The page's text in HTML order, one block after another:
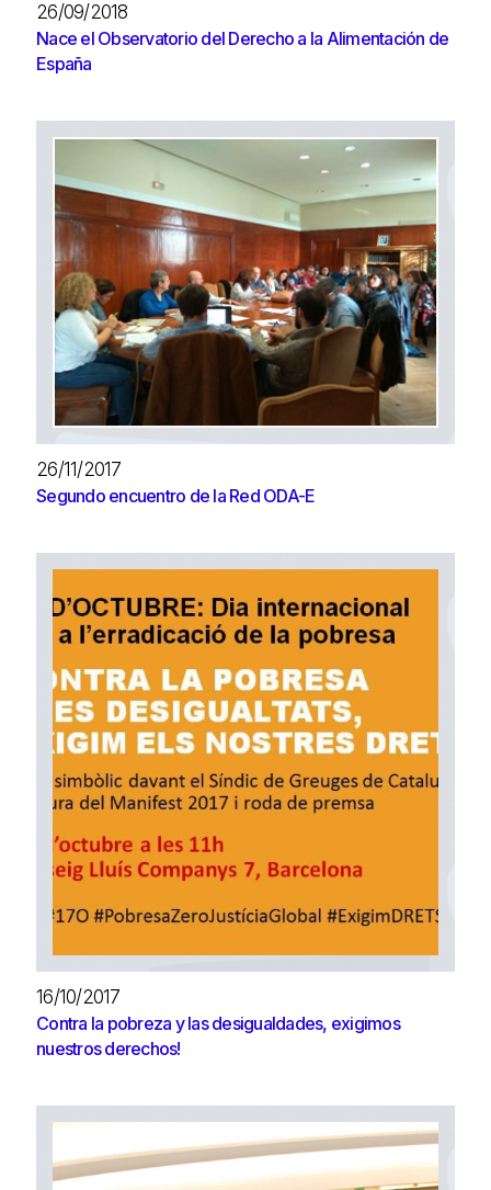
26/09/2018
Nace el Observatorio del Derecho a la Alimentación de
España
26/11/2017
Segundo encuentro de la Red ODA-E
16/10/2017
Contra la pobreza y las desigualdades, exigimos
nuestros derechos!